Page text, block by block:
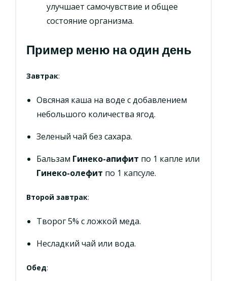
улучшает самочувствие и общее
состояние организма.
Пример меню на один день
Завтрак:
Овсяная каша на воде с добавлением
небольшого количества ягод.
Зеленый чай без сахара.
Бальзам Гинеко-апифит по 1 капле или
Гинеко-олефит по 1 капсуле.
Второй завтрак:
Творог 5% с ложкой меда.
Несладкий чай или вода.
Обед: